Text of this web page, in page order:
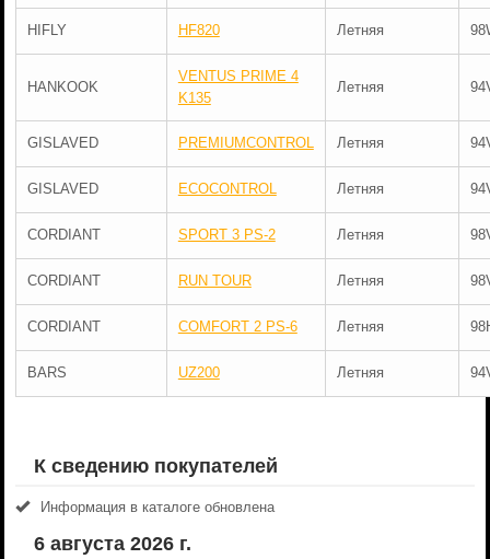
HIFLY HF820 Летняя
HANKOOK
VENTUS PRIME 4
K135
Летняя
GISLAVED PREMIUMCONTROL Летняя
GISLAVED ECOCONTROL Летняя
CORDIANT SPORT 3 PS-2 Летняя
CORDIANT RUN TOUR Летняя
CORDIANT COMFORT 2 PS-6 Летняя
BARS UZ200 Летняя
К сведению покупателей
Информация в каталоге обновлена
6 августа 2026 г.